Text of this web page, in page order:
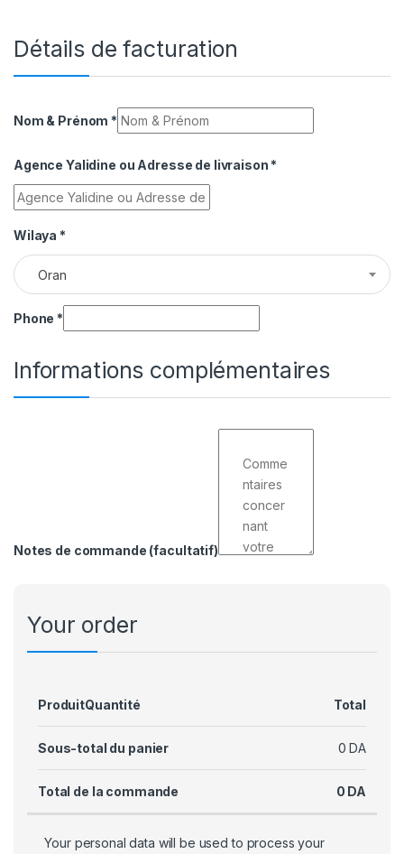
Détails de facturation
Nom & Prénom *
Agence Yalidine ou Adresse de livraison *
Wilaya *
Oran
Phone *
Informations complémentaires
Notes de commande (facultatif)
Your order
ProduitQuantité Total
Sous-total du panier 0 DA
Total de la commande 0 DA
Your personal data will be used to process your